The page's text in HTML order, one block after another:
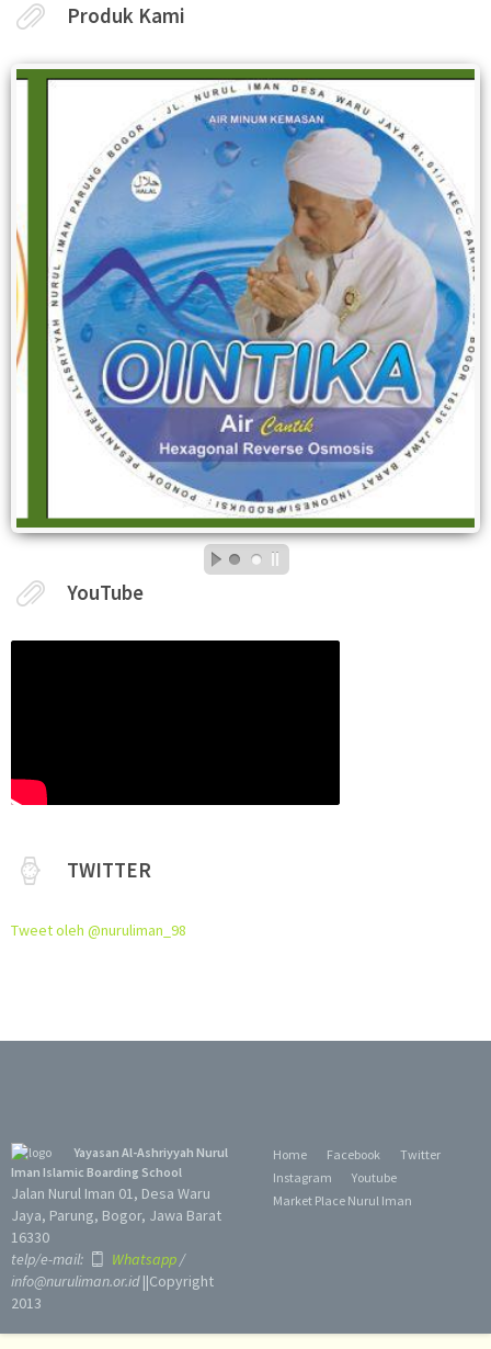
Produk Kami
YouTube
TWITTER
Tweet oleh @nuruliman_98
Yayasan Al-Ashriyyah Nurul
Iman Islamic Boarding School
Jalan Nurul Iman 01, Desa Waru
Jaya, Parung, Bogor, Jawa Barat
16330
telp/e-mail:
Whatsapp/
info@nuruliman.or.id||Copyright
2013
Home Facebook
Twitter
Instagram
Youtube
Market Place Nurul Iman